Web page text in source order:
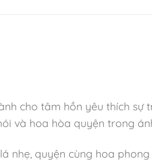
cho tâm hồn yêu thích
và hoa hòa quyện trong
nhẹ, quyện cùng hoa